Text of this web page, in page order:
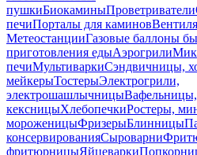
пушкиБиокаминыПроветриватели
печиПорталы для каминов
МетеостанцииГазовые баллоны
приготовления едыАэрогрили
печиМультиваркиСэндвичницы,
мейкерыТостерыЭлектрогрили,
электрошашлычницы
кексницыХлебопечкиРостеры,
мороженицыФризерыБлинницы
консервированияСыроварни
фритюрницыЯйцеварки